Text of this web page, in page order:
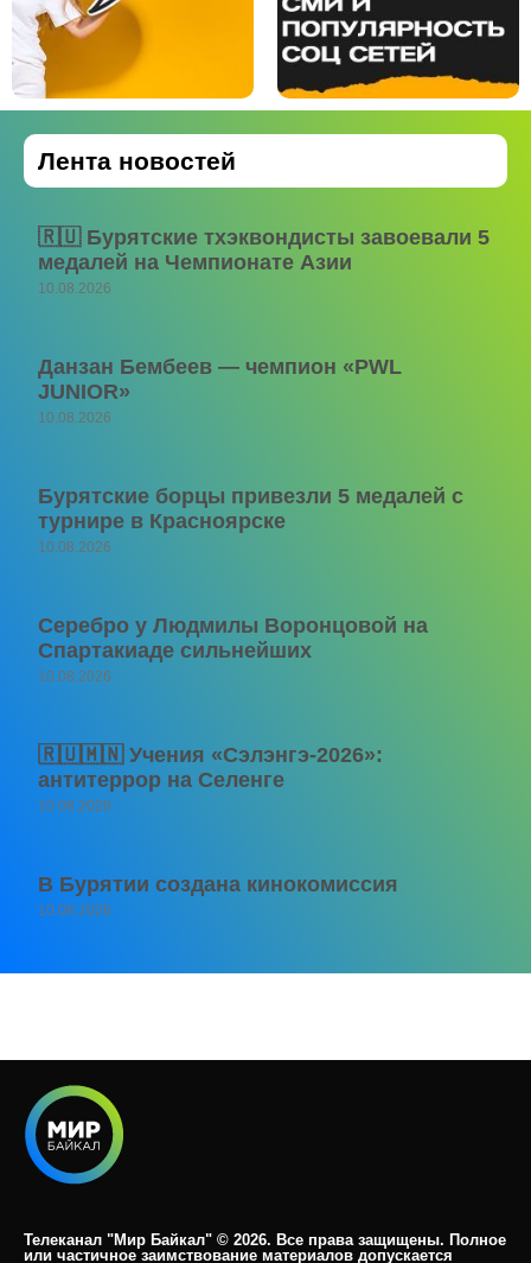
Лента новостей
🇷🇺 Бурятские тхэквондисты завоевали 5
медалей на Чемпионате Азии
10.08.2026
Данзан Бембеев — чемпион «PWL
JUNIOR»
10.08.2026
Бурятские борцы привезли 5 медалей с
турнире в Красноярске
10.08.2026
Серебро у Людмилы Воронцовой на
Спартакиаде сильнейших
10.08.2026
🇷🇺🇲🇳 Учения «Сэлэнгэ-2026»:
антитеррор на Селенге
10.08.2026
В Бурятии создана кинокомиссия
10.08.2026
Телеканал "Мир Байкал" © 2026. Все права защищены. Полное
или частичное заимствование материалов допускается